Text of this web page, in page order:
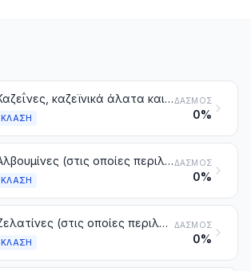
Καζεΐνες, καζεϊνικά άλατα και άλλα παράγωγα των καζεϊνών. Κόλλες καζεΐνης
ΚΛΆΣΗ
ΔΑΣΜΌΣ
0%
Αλβουμίνες (στις οποίες περιλαμβάνονται και τα συμπυκνώματα δύο ή περισσότερων πρωτεΐνων ορού γάλακτος που περιέχουν, κατά βάρος που μετριέται σε ξερή ύλη, περισσότερο από 80 % πρωτεΐνες ορού γάλακτος), αλβουμινικά άλατα και άλλα
ΚΛΆΣΗ
ΔΑΣΜΌΣ
0%
Ζελατίνες (στις οποίες περιλαμβάνονται και εκείνες που παρουσιάζονται σε φύλλα με σχήμα τετράγωνο ή ορθογώνιο, έστω και αν είναι κατεργασμένα επιφανειακά ή χρωματισμένα) και τα παράγωγά τους. Ψαρόκολλα. Άλλες κόλλες ζωικής προέλευσης, με εξαίρεση τις κόλλες καζεΐνης της κλάσης 3501
ΚΛΆΣΗ
ΔΑΣΜΌΣ
0%